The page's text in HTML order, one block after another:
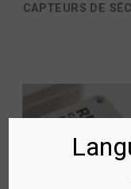
CAPTEURS DE